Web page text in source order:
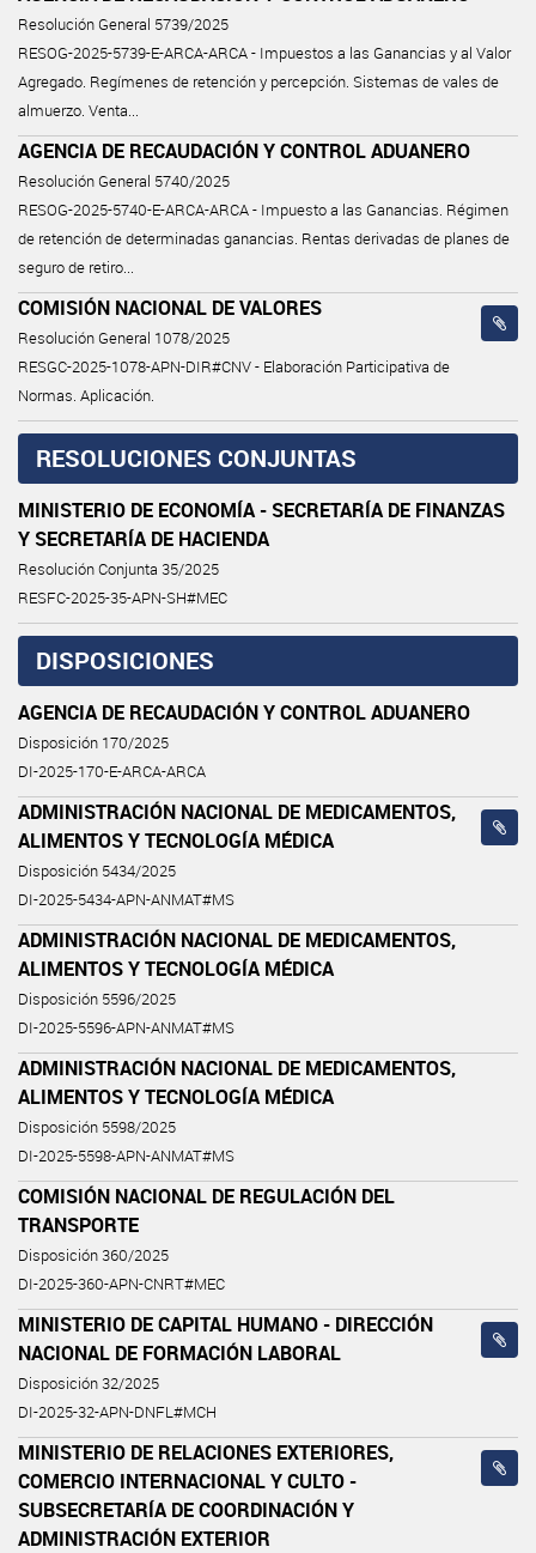
Resolución General 5739/2025
RESOG-2025-5739-E-ARCA-ARCA - Impuestos a las Ganancias y al Valor
Agregado. Regímenes de retención y percepción. Sistemas de vales de
almuerzo. Venta...
AGENCIA DE RECAUDACIÓN Y CONTROL ADUANERO
Resolución General 5740/2025
RESOG-2025-5740-E-ARCA-ARCA - Impuesto a las Ganancias. Régimen
de retención de determinadas ganancias. Rentas derivadas de planes de
seguro de retiro...
COMISIÓN NACIONAL DE VALORES
Resolución General 1078/2025
RESGC-2025-1078-APN-DIR#CNV - Elaboración Participativa de
Normas. Aplicación.
RESOLUCIONES CONJUNTAS
MINISTERIO DE ECONOMÍA - SECRETARÍA DE FINANZAS
Y SECRETARÍA DE HACIENDA
Resolución Conjunta 35/2025
RESFC-2025-35-APN-SH#MEC
DISPOSICIONES
AGENCIA DE RECAUDACIÓN Y CONTROL ADUANERO
Disposición 170/2025
DI-2025-170-E-ARCA-ARCA
ADMINISTRACIÓN NACIONAL DE MEDICAMENTOS,
ALIMENTOS Y TECNOLOGÍA MÉDICA
Disposición 5434/2025
DI-2025-5434-APN-ANMAT#MS
ADMINISTRACIÓN NACIONAL DE MEDICAMENTOS,
ALIMENTOS Y TECNOLOGÍA MÉDICA
Disposición 5596/2025
DI-2025-5596-APN-ANMAT#MS
ADMINISTRACIÓN NACIONAL DE MEDICAMENTOS,
ALIMENTOS Y TECNOLOGÍA MÉDICA
Disposición 5598/2025
DI-2025-5598-APN-ANMAT#MS
COMISIÓN NACIONAL DE REGULACIÓN DEL
TRANSPORTE
Disposición 360/2025
DI-2025-360-APN-CNRT#MEC
MINISTERIO DE CAPITAL HUMANO - DIRECCIÓN
NACIONAL DE FORMACIÓN LABORAL
Disposición 32/2025
DI-2025-32-APN-DNFL#MCH
MINISTERIO DE RELACIONES EXTERIORES,
COMERCIO INTERNACIONAL Y CULTO -
SUBSECRETARÍA DE COORDINACIÓN Y
ADMINISTRACIÓN EXTERIOR